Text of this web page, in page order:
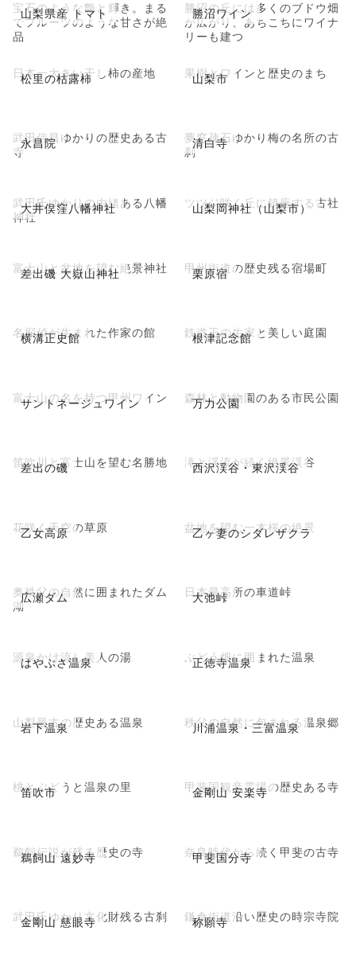
山梨県産 トマト
宝石のような艶と輝き。まる
でフルーツのような甘さが絶
品
勝沼ワイン
勝沼の丘には多くのブドウ畑
が広がり、あちこちにワイナ
リーも建つ
松里の枯露柿
日本一大きい干し柿の産地 山梨市
果樹とワインと歴史のまち
永昌院
武田信昌ゆかりの歴史ある古
寺
清白寺
夢窓疎石ゆかり梅の名所の古
刹
大井俣窪八幡神社
武田氏ゆかりの由緒ある八幡
神社
山梨岡神社（山梨市）
ツツジ咲く丘に鎮座する古社
差出磯 大嶽山神社
富士山と盆地を望む絶景神社 栗原宿
甲州街道の歴史残る宿場町
横溝正史館
名探偵が生まれた作家の館 根津記念館
鉄道王の生家と美しい庭園
サントネージュワイン
富士山の名を持つ甲州ワイン 万力公園
森林と動物園のある市民公園
差出の磯
笛吹川と富士山を望む名勝地 西沢渓谷・東沢渓谷
滝と渓流が続く絶景渓谷
乙女高原
花咲く天空の草原 乙ヶ妻のシダレザクラ
盆地を望む一本桜の絶景
広瀬ダム
奥秩父の自然に囲まれたダム
湖
大弛峠
日本最高所の車道峠
はやぶさ温泉
源泉かけ流し美人の湯 正徳寺温泉
ぶどう畑に囲まれた温泉
岩下温泉
山梨最古の歴史ある温泉 川浦温泉・三富温泉
秩父の自然に包まれる温泉郷
笛吹市
桃とぶどうと温泉の里 金剛山 安楽寺
甲斐国観音霊場の歴史ある寺
鵜飼山 遠妙寺
鵜飼伝説が残る歴史の寺 甲斐国分寺
奈良時代から続く甲斐の古寺
金剛山 慈眼寺
武田氏ゆかり文化財残る古刹 称願寺
鎌倉街道沿い歴史の時宗寺院